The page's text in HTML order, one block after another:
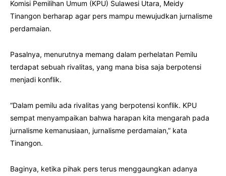
Komisi Pemilihan Umum (KPU) Sulawesi Utara, Meidy
Tinangon berharap agar pers mampu mewujudkan jurnalisme
perdamaian.
Pasalnya, menurutnya memang dalam perhelatan Pemilu
terdapat sebuah rivalitas, yang mana bisa saja berpotensi
menjadi konflik.
“Dalam pemilu ada rivalitas yang berpotensi konflik. KPU
sempat menyampaikan bahwa harapan kita mengarah pada
jurnalisme kemanusiaan, jurnalisme perdamaian,” kata
Tinangon.
Baginya, ketika pihak pers terus menggaungkan adanya